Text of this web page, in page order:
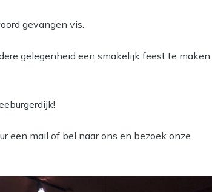
gevangen vis.
gelegenheid een smakelijk feest te maken.
een mail of bel naar ons en bezoek onze